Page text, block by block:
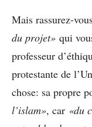
Mais rassurez-
du projet» qui
professeur
protestante de
chose: sa propre
l’islam», car «du